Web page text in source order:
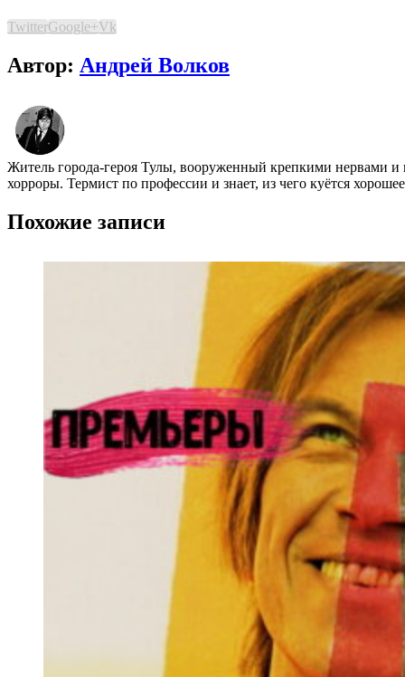
TwitterGoogle+Vk
Автор: Андрей Волков
Житель города-героя Тулы, вооруженный крепкими нервами и
хорроры. Термист по профессии и знает, из чего куётся
Похожие записи